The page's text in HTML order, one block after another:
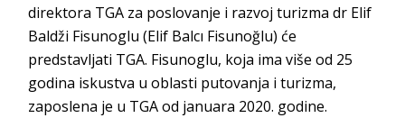
direktora TGA za poslovanje i razvoj turizma dr Elif
Baldži Fisunoglu (Elif Balcı Fisunoğlu) će
predstavljati TGA. Fisunoglu, koja ima više od 25
godina iskustva u oblasti putovanja i turizma,
zaposlena je u TGA od januara 2020. godine.